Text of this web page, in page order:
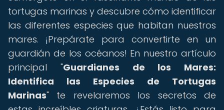
tortugas marinas y descubre cómo identificar
las diferentes especies que habitan nuestros
mares. ¡Prepárate para convertirte en un
guardián de los océanos! En nuestro artículo
principal "Guardianes de los Mares:
Identifica las Especies de Tortugas
Marinas" te revelaremos los secretos de